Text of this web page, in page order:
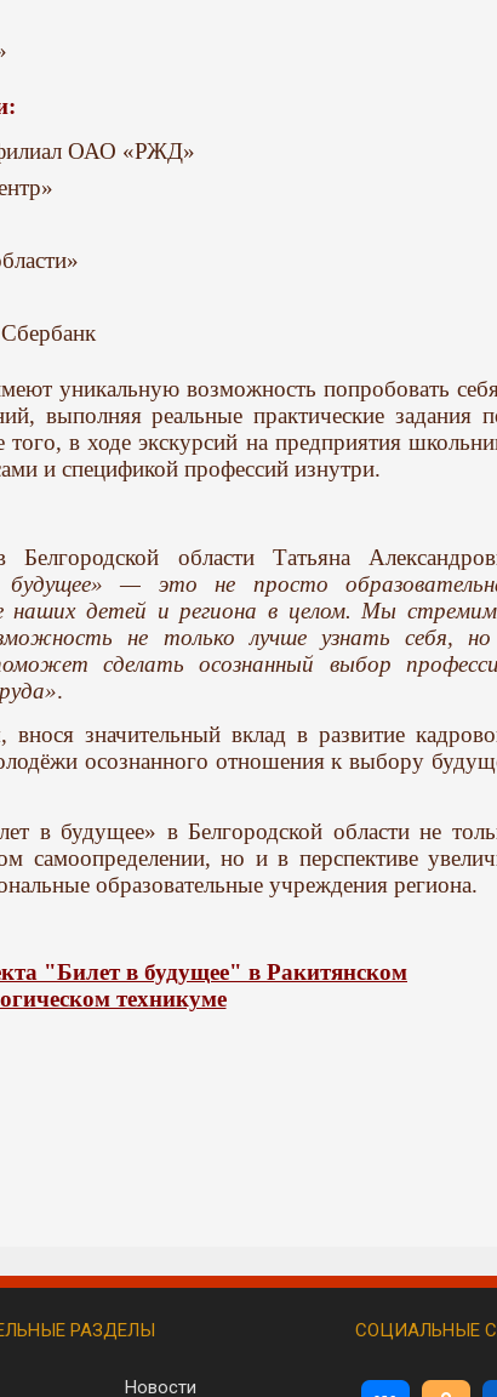
ОАО «РЖД»
уникальную возможность попробовать
выполняя реальные практические задания
в ходе экскурсий на предприятия
и спецификой профессий изнутри.
области Татьяна
— это не просто
наших детей и региона в целом. Мы
не только лучше узнать себя,
сделать осознанный выбор
.
внося значительный вклад в развитие
осознанного отношения к выбору
в будущее» в Белгородской области не
самоопределении, но и в перспективе
образовательные учреждения региона.
"Билет в будущее" в Ракитянском
техникуме
РАЗДЕЛЫ
Новости
СОЦИАЛЬНЫЕ